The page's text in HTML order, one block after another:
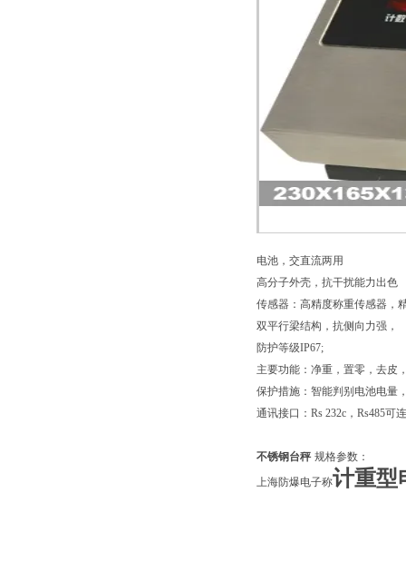
电池，交直流两用
高分子外壳，抗干扰能力出色
传感器：高精度称重传感器，
双平行梁结构，抗侧向力强，
防护等级IP67;
主要功能：净重，置零，去皮
保护措施：智能判别电池电量
通讯接口：Rs 232c，Rs485可
不锈钢台秤 规格参数：
上海防爆电子称计重型